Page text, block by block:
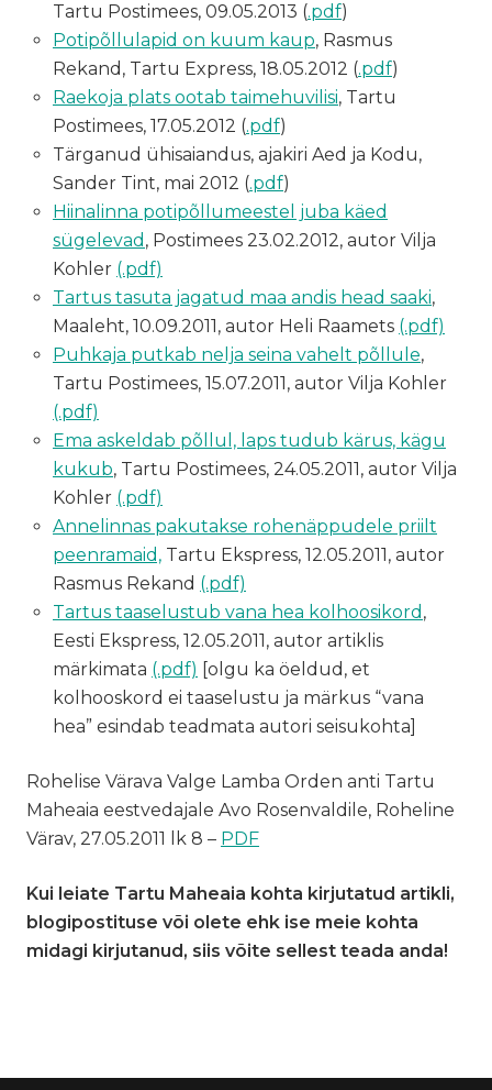
Tartu Postimees, 09.05.2013 (.pdf)
Potipõllulapid on kuum kaup, Rasmus
Rekand, Tartu Express, 18.05.2012 (.pdf)
Raekoja plats ootab taimehuvilisi, Tartu
Postimees, 17.05.2012 (.pdf)
Tärganud ühisaiandus, ajakiri Aed ja Kodu,
Sander Tint, mai 2012 (.pdf)
Hiinalinna potipõllumeestel juba käed
sügelevad , Postimees 23.02.2012, autor Vilja
Kohler (.pdf)
Tartus tasuta jagatud maa andis head saaki,
Maaleht, 10.09.2011, autor Heli Raamets (.pdf)
Puhkaja putkab nelja seina vahelt põllule,
Tartu Postimees, 15.07.2011, autor Vilja Kohler
(.pdf)
Ema askeldab põllul, laps tudub kärus, kägu
kukub, Tartu Postimees, 24.05.2011, autor Vilja
Kohler (.pdf)
Annelinnas pakutakse rohenäppudele priilt
peenramaid, Tartu Ekspress, 12.05.2011, autor
Rasmus Rekand (.pdf)
Tartus taaselustub vana hea kolhoosikord ,
Eesti Ekspress, 12.05.2011, autor artiklis
märkimata (.pdf) [olgu ka öeldud, et
kolhooskord ei taaselustu ja märkus “vana
hea” esindab teadmata autori seisukohta]
Rohelise Värava Valge Lamba Orden anti Tartu
Maheaia eestvedajale Avo Rosenvaldile, Roheline
Värav, 27.05.2011 lk 8 – PDF
Kui leiate Tartu Maheaia kohta kirjutatud artikli,
blogipostituse või olete ehk ise meie kohta
midagi kirjutanud, siis võite sellest teada anda!